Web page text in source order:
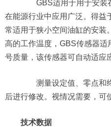
GBS适用于用于安装
在能源行业中应用广泛。得益
常适用于狭小空间油缸的安装
高的工作温度，GBS传感器
号质量，该传感器可自动适应
测量设定值、零点和
后进行修改。视情况需要，可
技术数据